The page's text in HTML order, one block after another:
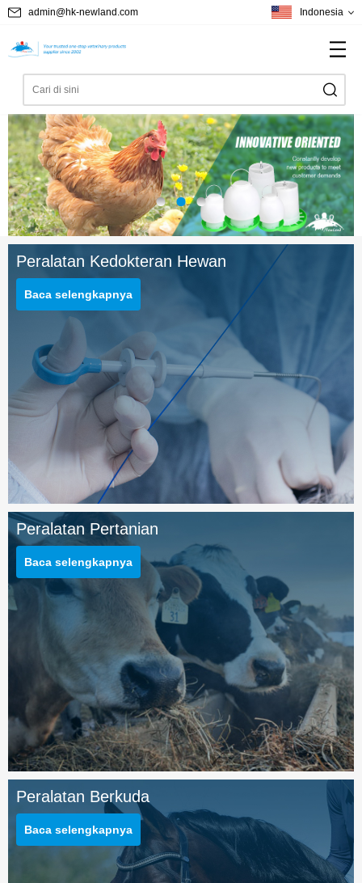
admin@hk-newland.com Indonesia
Peralatan Kedokteran Hewan
Baca selengkapnya
Peralatan Pertanian
Baca selengkapnya
Peralatan Berkuda
Baca selengkapnya